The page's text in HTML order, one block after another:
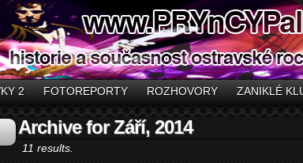
2 FOTOREPORTY ROZHOVORY ZANIKLÉ
Archive for Září, 2014
11 results.